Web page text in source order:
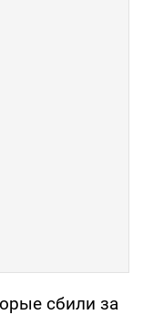
сбили за